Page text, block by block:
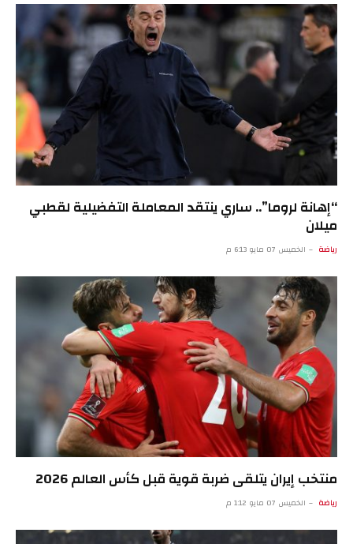
“إهانة لروما”.. ساري ينتقد المعاملة التفضيلية لقطبي
ميلان
رياضة الخميس 07 مايو 6:13 م
منتخب إيران يتلقى ضربة قوية قبل كأس العالم 2026
رياضة الخميس 07 مايو 1:12 م